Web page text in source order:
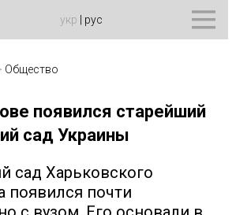
укр рус
Общество
появился старейший
сад Украины
сад Харьковского
появился почти